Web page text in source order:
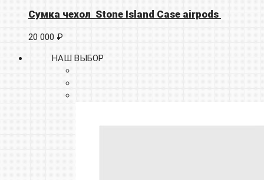
Сумка чехол Stone Island Case airpods
20 000 ₽
НАШ ВЫБОР